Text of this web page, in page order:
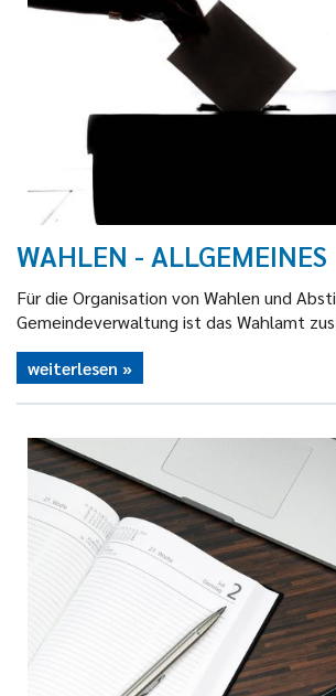
WAHLEN - ALLGEMEINES
Für die Organisation von Wahlen und
Gemeindeverwaltung ist das Wahlamt
weiterlesen